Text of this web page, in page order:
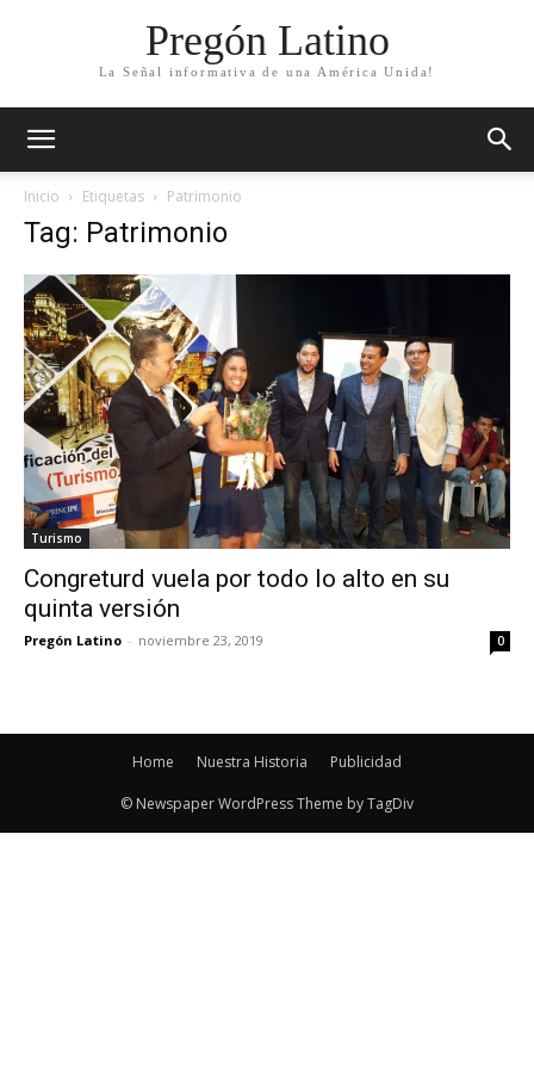
Pregón Latino
La Señal informativa de una América Unida!
Inicio Etiquetas Patrimonio
Tag: Patrimonio
Turismo
Congreturd vuela por todo lo alto en su
quinta versión
Pregón Latino - noviembre 23, 2019 0
Home Nuestra Historia Publicidad
© Newspaper WordPress Theme by TagDiv